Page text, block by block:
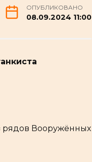
ОПУБЛИКОВАНО
08.09.2024 11:00
рядов Вооружённых